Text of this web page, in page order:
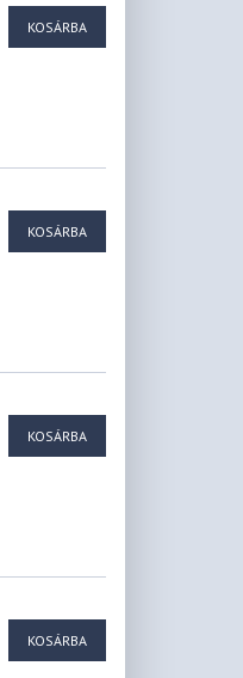
KOSÁRBA
KOSÁRBA
KOSÁRBA
KOSÁRBA